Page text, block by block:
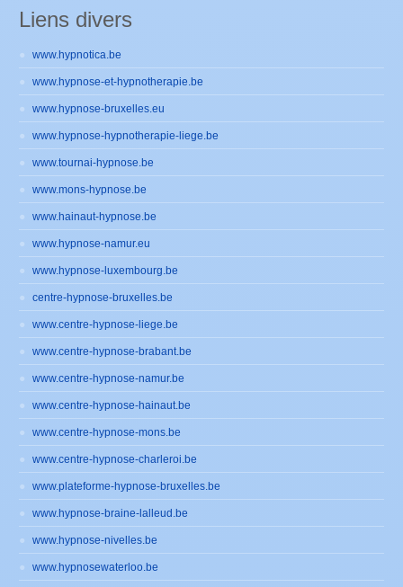
Liens divers
www.hypnotica.be
www.hypnose-et-hypnotherapie.be
www.hypnose-bruxelles.eu
www.hypnose-hypnotherapie-liege.be
www.tournai-hypnose.be
www.mons-hypnose.be
www.hainaut-hypnose.be
www.hypnose-namur.eu
www.hypnose-luxembourg.be
centre-hypnose-bruxelles.be
www.centre-hypnose-liege.be
www.centre-hypnose-brabant.be
www.centre-hypnose-namur.be
www.centre-hypnose-hainaut.be
www.centre-hypnose-mons.be
www.centre-hypnose-charleroi.be
www.plateforme-hypnose-bruxelles.be
www.hypnose-braine-lalleud.be
www.hypnose-nivelles.be
www.hypnosewaterloo.be